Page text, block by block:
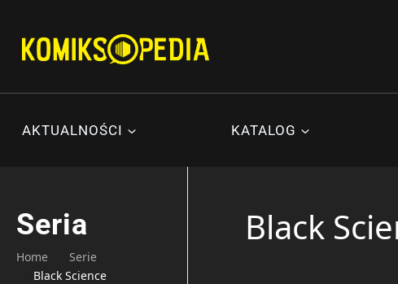
treści
AKTUALNOŚCI KATALOG
Seria
Home
Serie
Black Science
Black